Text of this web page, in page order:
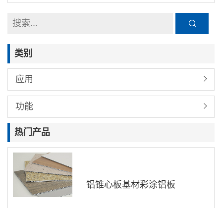
类别
应用
功能
热门产品
铝锥心板基材彩涂铝板